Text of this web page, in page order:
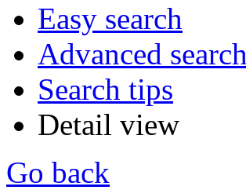
Easy search
Advanced search
Search tips
Detail view
Go back